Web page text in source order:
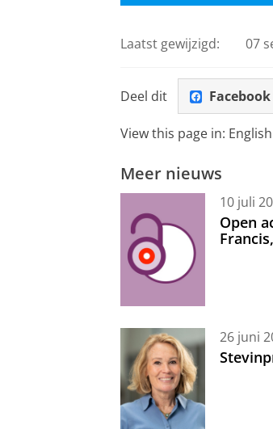
Laatst gewijzigd: 07
Deel dit Facebook
View this page in: English
Meer nieuws
10 juli
Open
26 juni